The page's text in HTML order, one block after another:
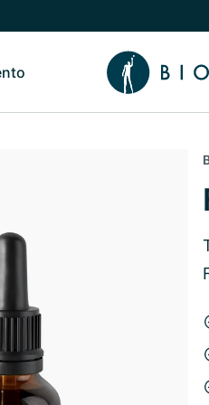
NosotrosAlternar submenú de Conocimiento